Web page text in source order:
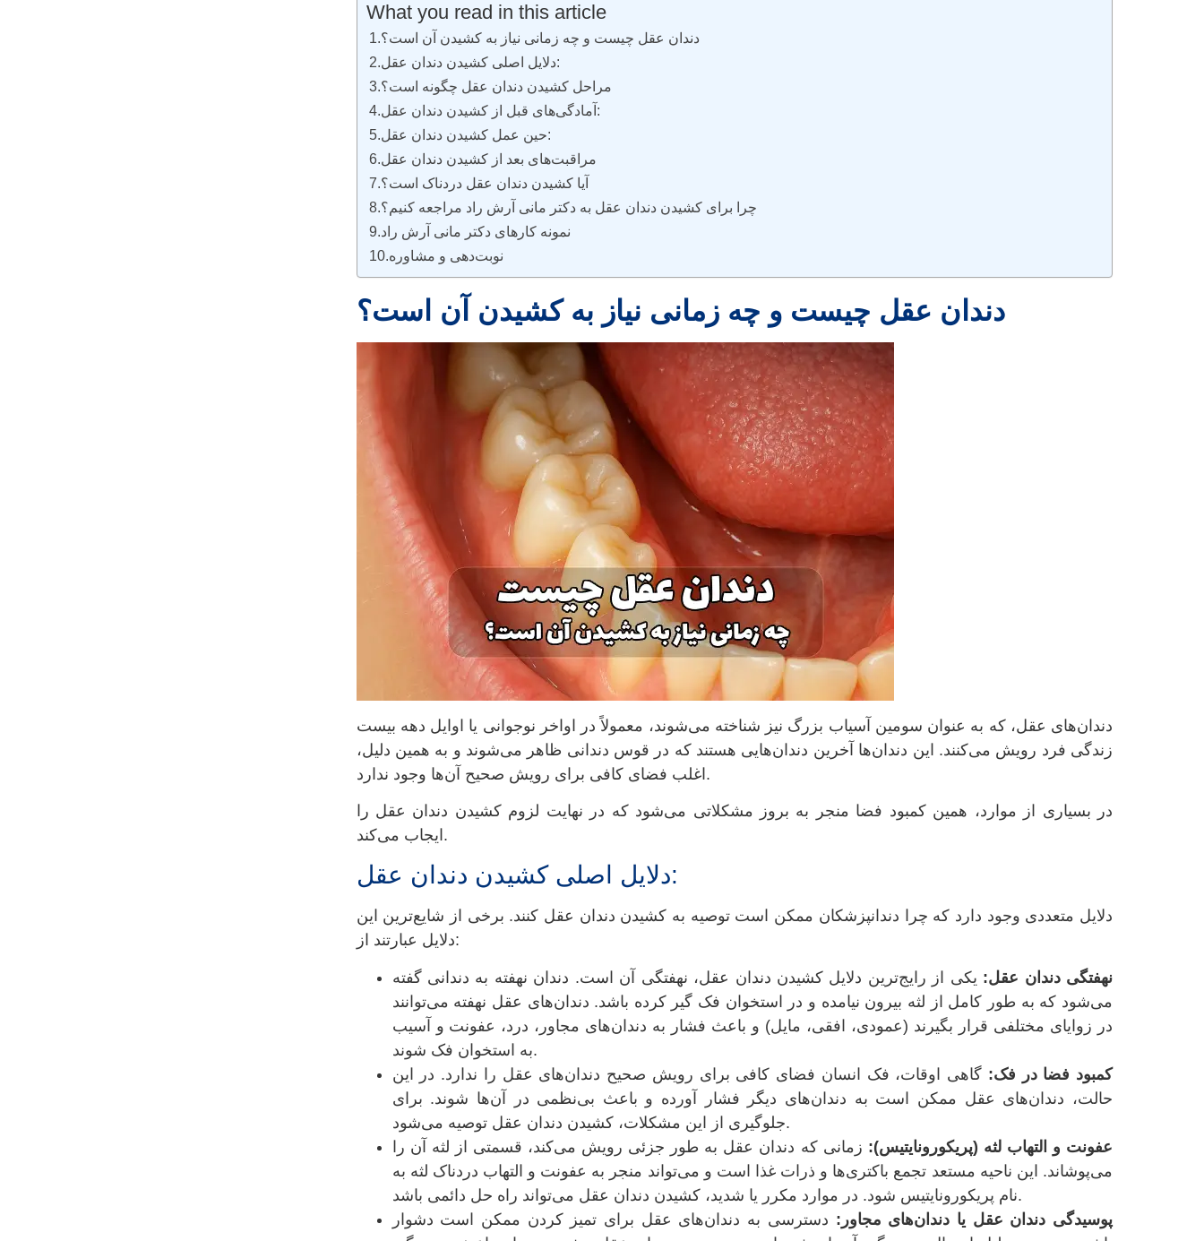
What you read in this article
دندان عقل چیست و چه زمانی نیاز به کشیدن آن است؟
دلایل اصلی كشيدن دندان عقل:
مراحل كشيدن دندان عقل چگونه است؟
آمادگی‌های قبل از كشيدن دندان عقل:
حین عمل كشيدن دندان عقل:
مراقبت‌های بعد از كشيدن دندان عقل
آیا كشيدن دندان عقل دردناک است؟
چرا برای کشیدن دندان عقل به دکتر مانی آرش راد مراجعه کنیم؟
نمونه کارهای دکتر مانی آرش راد
نوبت‌دهی و مشاوره
دندان عقل چیست و چه زمانی نیاز به کشیدن آن است؟
دندان‌های عقل، که به عنوان سومین آسیاب بزرگ نیز شناخته می‌شوند، معمولاً در اواخر نوجوانی یا اوایل دهه بیست
زندگی فرد رویش می‌کنند. این دندان‌ها آخرین دندان‌هایی هستند که در قوس دندانی ظاهر می‌شوند و به همین دلیل،
اغلب فضای کافی برای رویش صحیح آن‌ها وجود ندارد.
در بسیاری از موارد، همین کمبود فضا منجر به بروز مشکلاتی می‌شود که در نهایت لزوم كشيدن دندان عقل را
ایجاب می‌کند.
دلایل اصلی كشيدن دندان عقل:
دلایل متعددی وجود دارد که چرا دندانپزشکان ممکن است توصیه به كشيدن دندان عقل کنند. برخی از شایع‌ترین این
دلایل عبارتند از:
نهفتگی دندان عقل: یکی از رایج‌ترین دلایل كشيدن دندان عقل، نهفتگی آن است. دندان نهفته به دندانی گفته
می‌شود که به طور کامل از لثه بیرون نیامده و در استخوان فک گیر کرده باشد. دندان‌های عقل نهفته می‌توانند
در زوایای مختلفی قرار بگیرند (عمودی، افقی، مایل) و باعث فشار به دندان‌های مجاور، درد، عفونت و آسیب
به استخوان فک شوند.
کمبود فضا در فک: گاهی اوقات، فک انسان فضای کافی برای رویش صحیح دندان‌های عقل را ندارد. در این
حالت، دندان‌های عقل ممکن است به دندان‌های دیگر فشار آورده و باعث بی‌نظمی در آن‌ها شوند. برای
جلوگیری از این مشکلات، كشيدن دندان عقل توصیه می‌شود.
عفونت و التهاب لثه (پریکورونایتیس): زمانی که دندان عقل به طور جزئی رویش می‌کند، قسمتی از لثه آن را
می‌پوشاند. این ناحیه مستعد تجمع باکتری‌ها و ذرات غذا است و می‌تواند منجر به عفونت و التهاب دردناک لثه به
نام پریکورونایتیس شود. در موارد مکرر یا شدید، كشيدن دندان عقل می‌تواند راه حل دائمی باشد.
پوسیدگی دندان عقل یا دندان‌های مجاور: دسترسی به دندان‌های عقل برای تمیز کردن ممکن است دشوار